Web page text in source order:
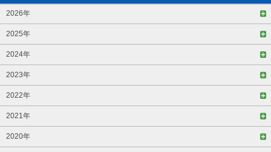
2026年
2025年
2024年
2023年
2022年
2021年
2020年